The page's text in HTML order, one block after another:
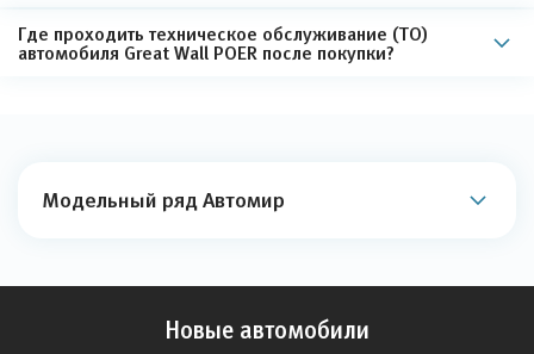
Где проходить техническое обслуживание (ТО)
автомобиля Great Wall POER после покупки?
Модельный ряд Автомир
Новые автомобили